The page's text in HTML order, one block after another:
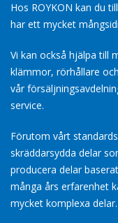
Hos ROYKON kan du
har ett mycket
Vi kan också hjälpa till
klämmor, rörhållare
vår
service.
Förutom vårt
skräddarsydda delar
producera delar
många års erfarenhet
mycket komplexa delar.